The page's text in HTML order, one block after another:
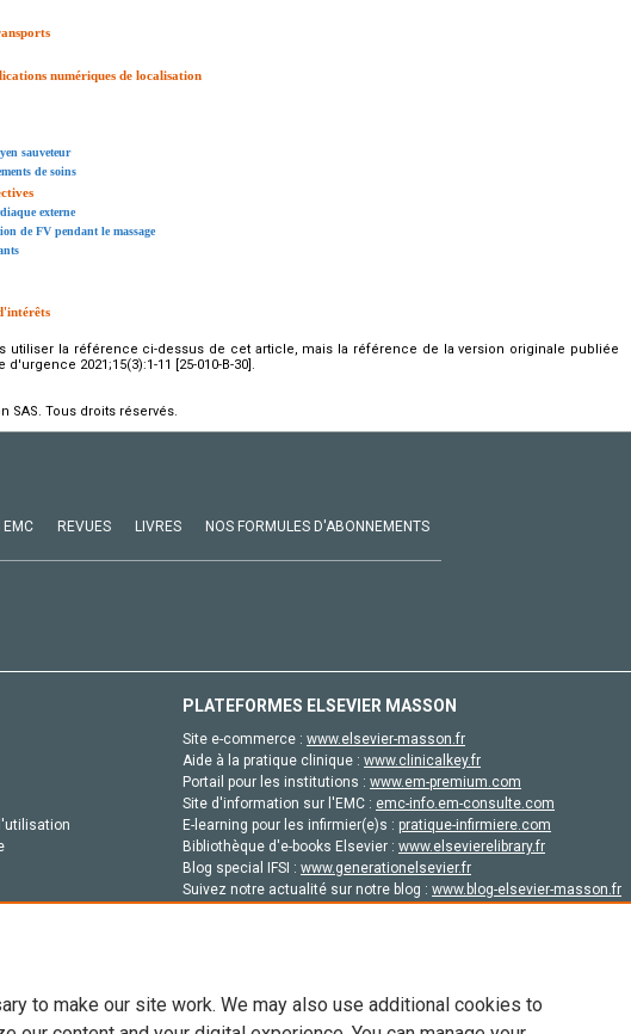
numériques de localisation
sauveteur
de soins
externe
de FV pendant le massage
utiliser la référence ci-dessus de cet article, mais la référence de la version originale publiée
d'urgence 2021;15(3):1-11 [25-010-B-30].
SAS. Tous droits réservés.
EMC REVUES LIVRES NOS FORMULES D'ABONNEMENTS
PLATEFORMES ELSEVIER MASSON
Site e-commerce : www.elsevier-masson.fr
Aide à la pratique clinique : www.clinicalkey.fr
Portail pour les institutions : www.em-premium.com
Site d'information sur l'EMC : emc-info.em-consulte.com
E-learning pour les infirmier(e)s : pratique-infirmiere.com
Bibliothèque d'e-books Elsevier : www.elsevierelibrary.fr
Blog special IFSI : www.generationelsevier.fr
Suivez notre actualité sur notre blog : www.blog-elsevier-masson.fr
to make our site work. We may also use additional cookies to